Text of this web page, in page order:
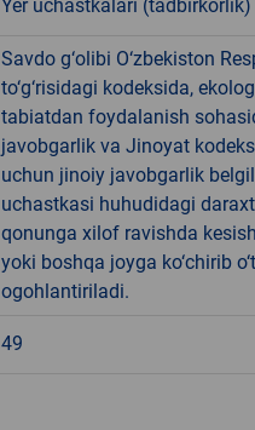
Yer uchastkalari (tadbirkorlik)
Savdo g‘olibi O‘zbekiston
to‘g‘risidagi kodeksida,
tabiatdan foydalanish
javobgarlik va Jinoyat
uchun jinoiy javobgarlik
uchastkasi huhudidagi
qonunga xilof ravishda
yoki boshqa joyga ko‘chirib
ogohlantiriladi.
49